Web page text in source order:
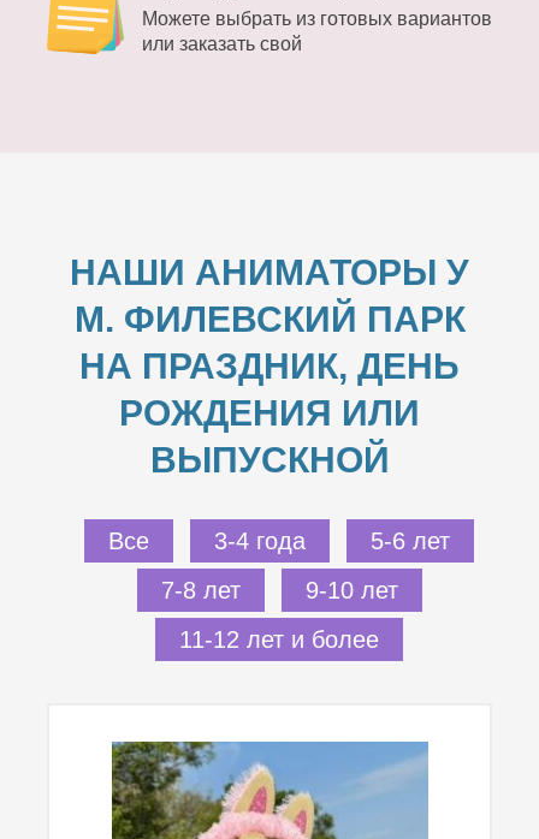
Можете выбрать из готовых вариантов
или заказать свой
НАШИ АНИМАТОРЫ У
М. ФИЛЕВСКИЙ ПАРК
НА ПРАЗДНИК, ДЕНЬ
РОЖДЕНИЯ ИЛИ
ВЫПУСКНОЙ
Все 3-4 года
5-6 лет
7-8 лет
9-10 лет
11-12 лет и более